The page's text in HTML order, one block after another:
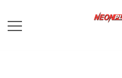
content